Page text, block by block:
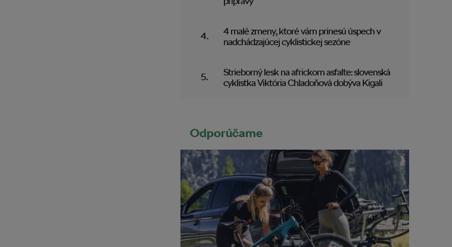
4 malé zmeny, ktoré vám prinesú úspech v
nadchádzajúcej cyklistickej sezóne
Strieborný lesk na africkom asfalte: slovenská
cyklistka Viktória Chladoňová dobýva Kigali
Odporúčame